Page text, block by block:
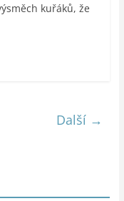
kuřáků, že
Další →